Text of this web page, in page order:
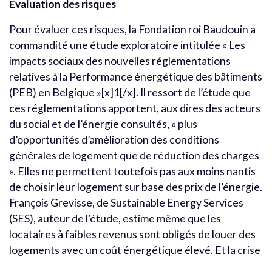
Evaluation des risques
Pour évaluer ces risques, la Fondation roi Baudouin a
commandité une étude exploratoire intitulée « Les
impacts sociaux des nouvelles réglementations
relatives à la Performance énergétique des bâtiments
(PEB) en Belgique »[x]1[/x]. Il ressort de l’étude que
ces réglementations apportent, aux dires des acteurs
du social et de l’énergie consultés, « plus
d’opportunités d’amélioration des conditions
générales de logement que de réduction des charges
». Elles ne permettent toutefois pas aux moins nantis
de choisir leur logement sur base des prix de l’énergie.
François Grevisse, de Sustainable Energy Services
(SES), auteur de l’étude, estime même que les
locataires à faibles revenus sont obligés de louer des
logements avec un coût énergétique élevé. Et la crise